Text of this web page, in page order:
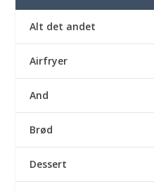
Alt det andet
Airfryer
And
Brød
Dessert